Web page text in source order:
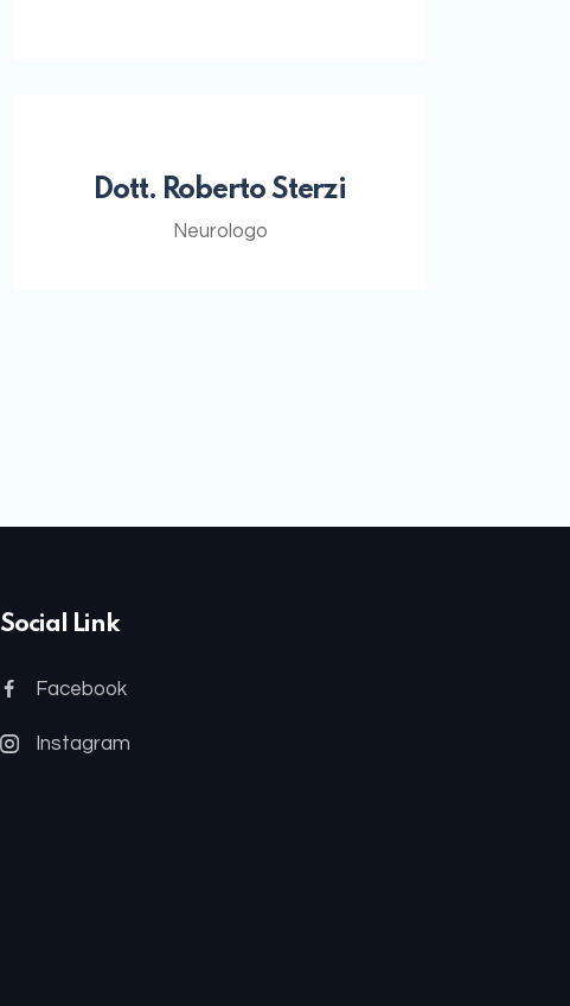
Dott. Roberto Sterzi
Neurologo
Social Link
Facebook
Instagram